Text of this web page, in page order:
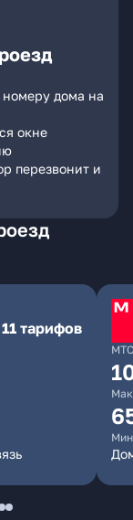
дома на
окне
перезвонит и
11 тарифов
МТС